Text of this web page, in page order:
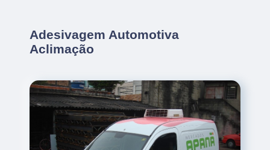
Adesivagem Automotiva
Aclimação